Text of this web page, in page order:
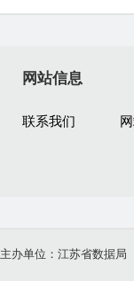
网站信息
联系我们
主办单位：江苏省数据局